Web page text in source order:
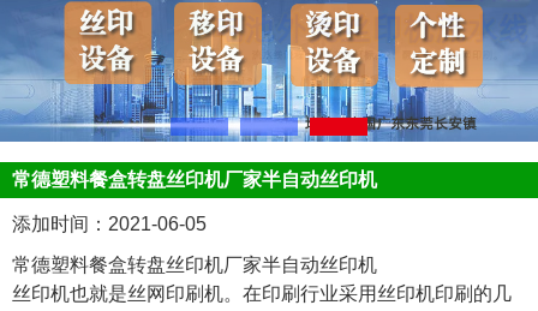
常德塑料餐盒转盘丝印机厂家半自动丝印机
添加时间：2021-06-05
常德塑料餐盒转盘丝印机厂家半自动丝印机
丝印机也就是丝网印刷机。在印刷行业采用丝印机印刷的几